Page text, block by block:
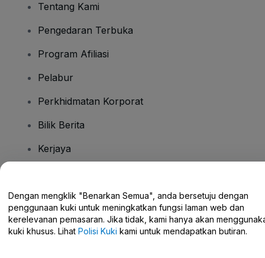
Tentang Kami
Pengedaran Terbuka
Program Afiliasi
Pelabur
Perkhidmatan Korporat
Bilik Berita
Kerjaya
Pusat Bantuan / Hubungi Kami
Dengan mengklik "Benarkan Semua", anda bersetuju dengan
penggunaan kuki untuk meningkatkan fungsi laman web dan
kerelevanan pemasaran. Jika tidak, kami hanya akan
kuki khusus. Lihat Polisi Kuki kami untuk mendapatkan butiran.